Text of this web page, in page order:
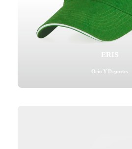
ERIS
Ocio Y Deportes